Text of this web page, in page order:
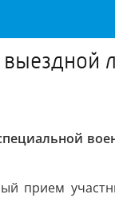
прием